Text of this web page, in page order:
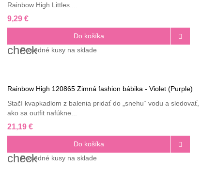
Rainbow High Littles....
9,29 €
Do košíka 
check
Posledné kusy na sklade
Rainbow High 120865 Zimná fashion bábika - Violet (Purple)
Stačí kvapkadlom z balenia pridať do „snehu“ vodu a sledovať,
ako sa outfit nafúkne...
21,19 €
Do košíka 
check
Posledné kusy na sklade